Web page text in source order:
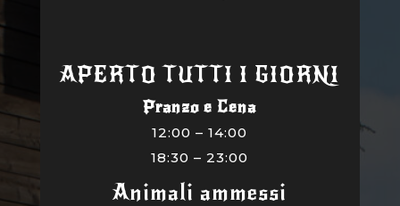
APERTO TUTTI I GIORNI
Pranzo e Cena
12:00 – 14:00
18:30 – 23:00
Animali ammessi